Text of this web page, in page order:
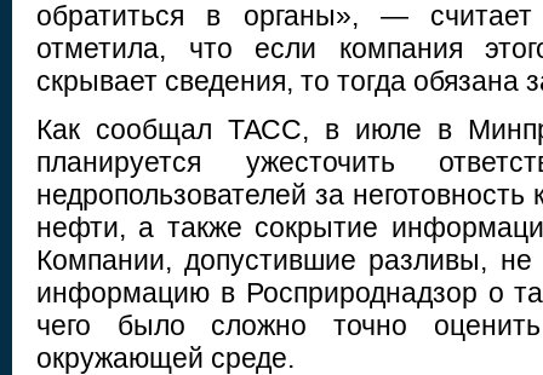
обратиться в органы», —
отметила, что если компания
скрывает сведения, то тогда обязана
Как сообщал ТАСС, в июле в
планируется ужесточить
недропользователей за неготовность
нефти, а также сокрытие
Компании, допустившие разливы, не
информацию в Росприроднадзор о
чего было сложно точно
окружающей среде.